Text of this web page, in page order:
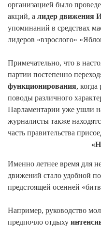
организацией было
акций, а лидер движения
упоминаний в средствах
лидеров «взрослого»
Примечательно, что в
партии постепенно
функционирования,
поводы различного
Парламентарии уже ушли
журналисты также
часть правительства
Именно летнее время для
движений стало удобной
предстоящей осенней
Например, руководство
предпочло отдыху